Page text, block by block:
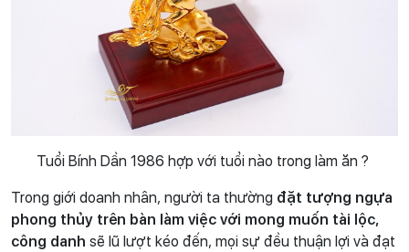
Tuổi Bính Dần 1986 hợp với tuổi nào trong làm ăn ?
Trong giới doanh nhân, người ta thường đặt tượng ngựa
phong thủy trên bàn làm việc với mong muốn tài lộc,
công danh sẽ lũ lượt kéo đến, mọi sự đều thuận lợi và đạt